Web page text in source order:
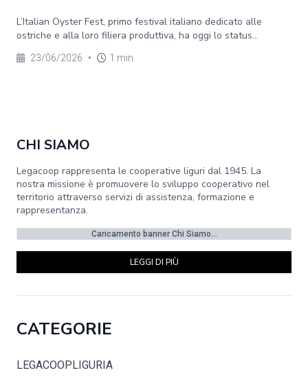
L’Italian Oyster Fest, primo festival italiano dedicato alle
ostriche e alla loro filiera produttiva, ha oggi lo status...
23/06/2026 • 1 min
CHI SIAMO
Legacoop rappresenta le cooperative liguri dal 1945. La
nostra missione è promuovere lo sviluppo cooperativo nel
territorio attraverso servizi di assistenza, formazione e
rappresentanza.
Caricamento banner Chi Siamo...
LEGGI DI PIÙ
CATEGORIE
LEGACOOPLIGURIA